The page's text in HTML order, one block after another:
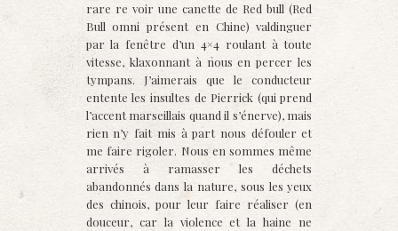
rare re voir une canette de Red bull (Red
Bull omni présent en Chine) valdinguer
par la fenêtre d’un 4×4 roulant à toute
vitesse, klaxonnant à nous en percer les
tympans. J’aimerais que le conducteur
entente les insultes de Pierrick (qui prend
l’accent marseillais quand il s’énerve), mais
rien n’y fait mis à part nous défouler et
me faire rigoler. Nous en sommes même
arrivés à ramasser les déchets
abandonnés dans la nature, sous les yeux
des chinois, pour leur faire réaliser (en
douceur, car la violence et la haine ne